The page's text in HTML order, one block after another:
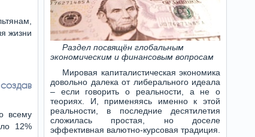
жизни
всему
12%
Раздел посвящён глобальным
экономическим и финансовым вопросам
Мировая капиталистическая экономика
довольно далека от либерального идеала
– если говорить о реальности, а не о
теориях. И, применяясь именно к этой
реальности, в последние десятилетия
сложилась простая, но доселе
эффективная валютно-курсовая традиция.